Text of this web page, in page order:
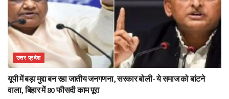
उत्तर प्रदेश
यूपी में बड़ा मुद्दा बन रहा जातीय जनगणना, सरकार बोली- ये समाज को बांटने
वाला, बिहार में 80 फीसदी काम पूरा